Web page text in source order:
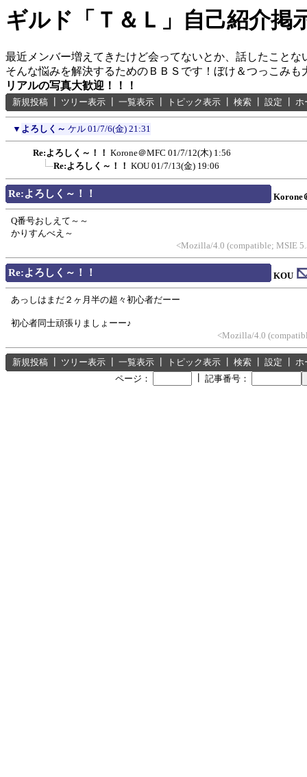
ギルド「Ｔ＆Ｌ」自己紹介掲
最近メンバー増えてきたけど会ってないとか、話したことな
そんな悩みを解決するためのＢＢＳです！ぼけ＆つっこみも
リアルの写真大歓迎！！！
新規投稿 ツリー表示 一覧表示 トピック表示 検索 設定 ホ
▼ よろしく～ ケル 01/7/6(金) 21:31
Re:よろしく～！！ Korone＠MFC 01/7/12(木) 1:56
Re:よろしく～！！ KOU 01/7/13(金) 19:06
Re:よろしく～！！ Korone
Q番号おしえて～～
かりすんべえ～
<Mozilla/4.0 (compatible; MSIE
Re:よろしく～！！ KOU
あっしはまだ２ヶ月半の超々初心者だーー
初心者同士頑張りましょーー♪
<Mozilla/4.0
新規投稿 ツリー表示 一覧表示 トピック表示 検索 設定
ホ
ページ：
記事番号：